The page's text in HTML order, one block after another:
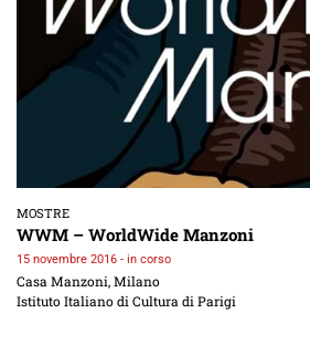
MOSTRE
WWM – WorldWide Manzoni
15 novembre 2016 - in corso
Casa Manzoni, Milano
Istituto Italiano di Cultura di Parigi